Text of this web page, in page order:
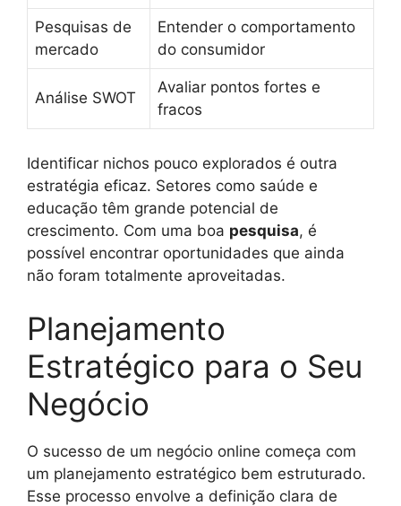
Pesquisas de
mercado
Entender o comportamento
do consumidor
Análise SWOT
Avaliar pontos fortes e
fracos
Identificar nichos pouco explorados é outra
estratégia eficaz. Setores como saúde e
educação têm grande potencial de
crescimento. Com uma boa pesquisa, é
possível encontrar oportunidades que ainda
não foram totalmente aproveitadas.
Planejamento
Estratégico para o Seu
Negócio
O sucesso de um negócio online começa com
um planejamento estratégico bem estruturado.
Esse processo envolve a definição clara de